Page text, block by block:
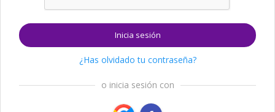
Inicia sesión
¿Has olvidado tu contraseña?
o inicia sesión con